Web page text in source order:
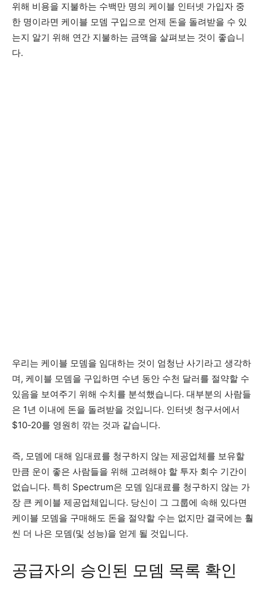
위해 비용을 지불하는 수백만 명의 케이블 인터넷 가입자 중
한 명이라면 케이블 모뎀 구입으로 언제 돈을 돌려받을 수 있
는지 알기 위해 연간 지불하는 금액을 살펴보는 것이 좋습니
다.
우리는 케이블 모뎀을 임대하는 것이 엄청난 사기라고 생각하
며, 케이블 모뎀을 구입하면 수년 동안 수천 달러를 절약할 수
있음을 보여주기 위해 수치를 분석했습니다. 대부분의 사람들
은 1년 이내에 돈을 돌려받을 것입니다. 인터넷 청구서에서
$10-20를 영원히 깎는 것과 같습니다.
즉, 모뎀에 대해 임대료를 청구하지 않는 제공업체를 보유할
만큼 운이 좋은 사람들을 위해 고려해야 할 투자 회수 기간이
없습니다. 특히 Spectrum은 모뎀 임대료를 청구하지 않는 가
장 큰 케이블 제공업체입니다. 당신이 그 그룹에 속해 있다면
케이블 모뎀을 구매해도 돈을 절약할 수는 없지만 결국에는 훨
씬 더 나은 모뎀(및 성능)을 얻게 될 것입니다.
공급자의 승인된 모뎀 목록 확인